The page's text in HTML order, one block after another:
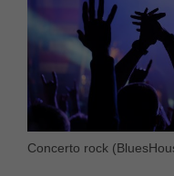
Concerto rock